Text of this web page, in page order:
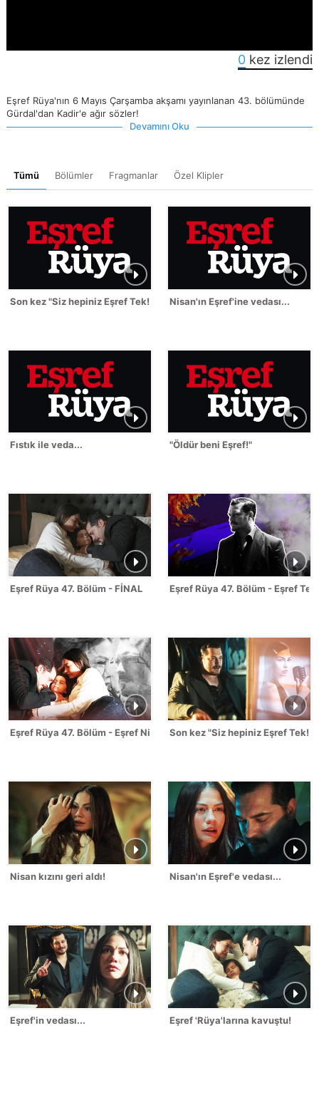
0 kez izlendi
Eşref Rüya'nın 6 Mayıs Çarşamba akşamı yayınlanan 43. bölümünde
Gürdal'dan Kadir'e ağır sözler!
Devamını Oku
Tümü Bölümler Fragmanlar Özel Klipler
Son kez "Siz hepiniz Eşref Tek!" Nisan'ın Eşref'ine vedası...
Fıstık ile veda... "Öldür beni Eşref!"
Eşref Rüya 47. Bölüm - FİNAL Eşref Rüya 47. Bölüm - Eşref
Eşref Rüya 47. Bölüm - Eşref Nisan SahneleriSon kez "Siz hepiniz Eşref Tek!"
Nisan kızını geri aldı! Nisan'ın Eşref'e vedası...
Eşref'in vedası... Eşref 'Rüya'larına kavuştu!